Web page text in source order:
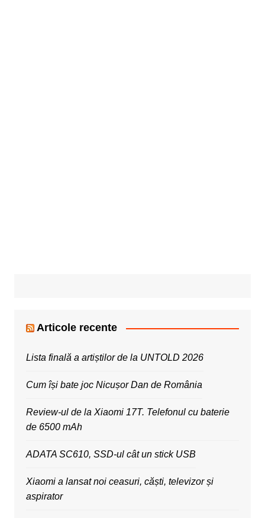
Articole recente
Lista finală a artiștilor de la UNTOLD 2026
Cum își bate joc Nicușor Dan de România
Review-ul de la Xiaomi 17T. Telefonul cu baterie
de 6500 mAh
ADATA SC610, SSD-ul cât un stick USB
Xiaomi a lansat noi ceasuri, căști, televizor și
aspirator